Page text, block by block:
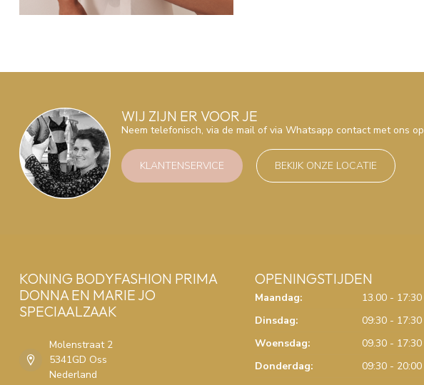
WIJ ZIJN ER VOOR JE
Neem telefonisch, via de mail of via Whatsapp contact met ons op
KLANTENSERVICE BEKIJK ONZE LOCATIE
KONING BODYFASHION PRIMA
DONNA EN MARIE JO
SPECIAALZAAK
Molenstraat 2
5341GD Oss
Nederland
OPENINGSTIJDEN
Maandag:
13.00 - 17:30
Dinsdag:
09:30 - 17:30
Woensdag:
09.30 - 17:30
Donderdag:
09:30 - 20:00